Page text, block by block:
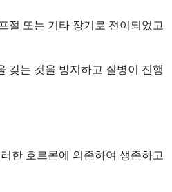
절 또는 기타 장기로 전이되었고
갖는 것을 방지하고 질병이 진행
한 호르몬에 의존하여 생존하고